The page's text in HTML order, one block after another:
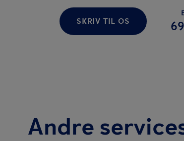
SKRIV TIL OS
Andre